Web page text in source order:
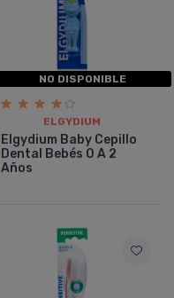
NO DISPONIBLE
ELGYDIUM
Elgydium Baby Cepillo
Dental Bebés 0 A 2
Años